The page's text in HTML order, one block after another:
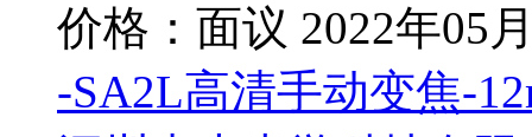
价格：面议 2022年05
-SA2L高清手动变焦-